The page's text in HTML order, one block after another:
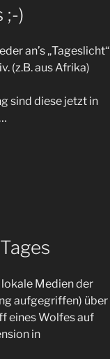
;-)
an’s „Tageslicht“
(z.B. aus Afrika)
sind diese jetzt in
Medien der
aufgegriffen) über
eines Wolfes auf
in